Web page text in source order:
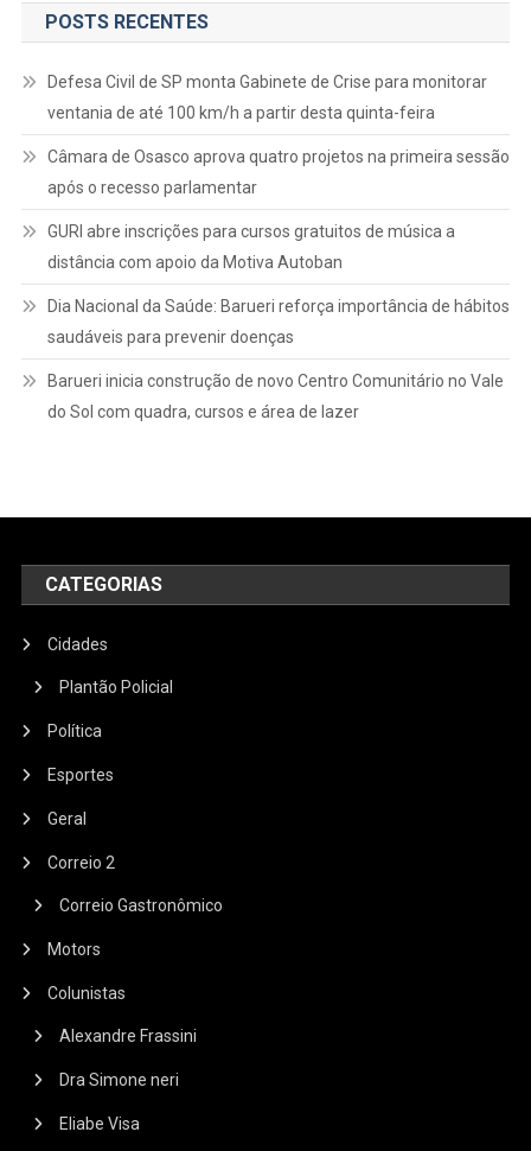
POSTS RECENTES
Defesa Civil de SP monta Gabinete de Crise para monitorar
ventania de até 100 km/h a partir desta quinta-feira
Câmara de Osasco aprova quatro projetos na primeira sessão
após o recesso parlamentar
GURI abre inscrições para cursos gratuitos de música a
distância com apoio da Motiva Autoban
Dia Nacional da Saúde: Barueri reforça importância de hábitos
saudáveis para prevenir doenças
Barueri inicia construção de novo Centro Comunitário no Vale
do Sol com quadra, cursos e área de lazer
CATEGORIAS
Cidades
Plantão Policial
Política
Esportes
Geral
Correio 2
Correio Gastronômico
Motors
Colunistas
Alexandre Frassini
Dra Simone neri
Eliabe Visa